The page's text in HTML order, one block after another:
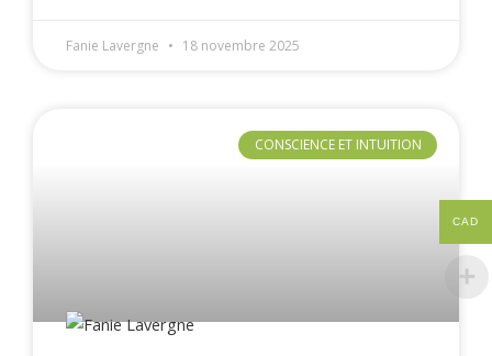
Fanie Lavergne 18 novembre 2025
CONSCIENCE ET INTUITION
CAD